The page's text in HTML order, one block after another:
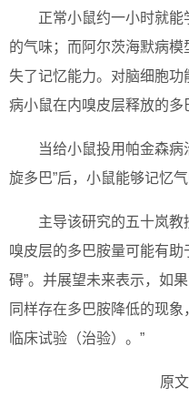
正常小鼠约一小时就
的气味；而阿尔茨海默病
失了记忆能力。对脑细胞
病小鼠在内嗅皮层释放的多
当给小鼠投用帕金森病
旋多巴”后，小鼠能够记忆
主导该研究的五十岚教
嗅皮层的多巴胺量可能有
碍”。并展望未来表示，如
同样存在多巴胺降低的现
临床试验（治验）。”
原